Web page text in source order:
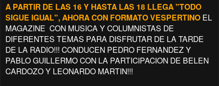
A PARTIR DE LAS 16 Y HASTA LAS 18 LLEGA "TODO
SIGUE IGUAL", AHORA CON FORMATO VESPERTINO EL
MAGAZINE CON MUSICA Y COLUMNISTAS DE
DIFERENTES TEMAS PARA DISFRUTAR DE LA TARDE
DE LA RADIO!!! CONDUCEN PEDRO FERNANDEZ Y
PABLO GUILLERMO CON LA PARTICIPACION DE BELEN
CARDOZO Y LEONARDO MARTIN!!!